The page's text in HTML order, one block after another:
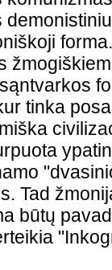
forma.
tinka
Tad
būtų